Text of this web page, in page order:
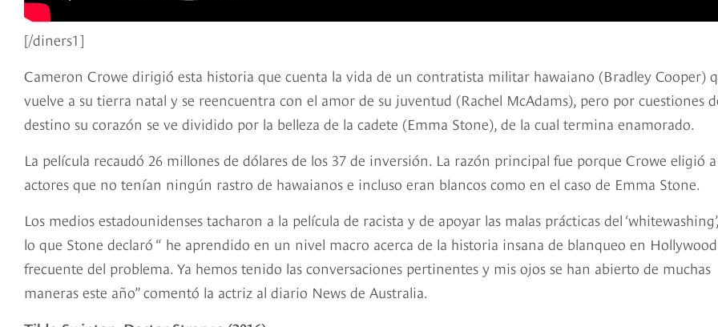
[/diners1]
Cameron Crowe dirigió esta historia que cuenta la vida de un contratista militar hawaiano (Bradley Cooper)
vuelve a su tierra natal y se reencuentra con el amor de su juventud (Rachel McAdams), pero por cuestiones
destino su corazón se ve dividido por la belleza de la cadete (Emma Stone), de la cual termina enamorado.
La película recaudó 26 millones de dólares de los 37 de inversión. La razón principal fue porque Crowe eligió a
actores que no tenían ningún rastro de hawaianos e incluso eran blancos como en el caso de Emma Stone.
Los medios estadounidenses tacharon a la película de racista y de apoyar las malas prácticas del
lo que Stone declaró “ he aprendido en un nivel macro acerca de la historia insana de blanqueo en
frecuente del problema. Ya hemos tenido las conversaciones pertinentes y mis ojos se han abierto de muchas
maneras este año” comentó la actriz al diario News de Australia.